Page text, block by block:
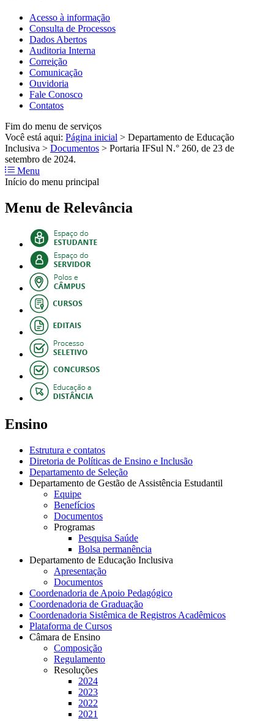
Acesso à informação
Consulta de Processos
Dados Abertos
Auditoria Interna
Correição
Comunicação
Ouvidoria
Fale Conosco
Contatos
Fim do menu de serviços
Você está aqui: Página inicial > Departamento de Educação
Inclusiva > Documentos > Portaria IFSul N.° 260, de 23 de
setembro de 2024.
Menu
Início do menu principal
Menu de Relevância
Ensino
Estrutura e contatos
Diretoria de Políticas de Ensino e Inclusão
Departamento de Seleção
Departamento de Gestão de Assistência Estudantil
Equipe
Benefícios
Documentos
Programas
Pesquisa Saúde
Bolsa permanência
Departamento de Educação Inclusiva
Apresentação
Documentos
Coordenadoria de Apoio Pedagógico
Coordenadoria de Graduação
Coordenadoria Sistêmica de Registros Acadêmicos
Plataforma de Cursos
Câmara de Ensino
Composição
Regulamento
Resoluções
2024
2023
2022
2021